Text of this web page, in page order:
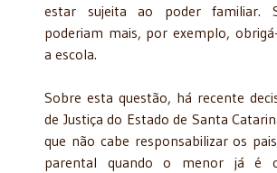
estar sujeita ao poder familiar.
poderiam mais, por exemplo,
a escola.
Sobre esta questão, há recente
de Justiça do Estado de Santa
que não cabe responsabilizar os
parental quando o menor já é